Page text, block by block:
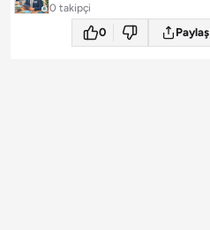
0 takipçi
0 Paylaş